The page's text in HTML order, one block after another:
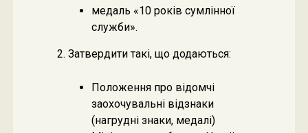
медаль «10 років сумлінної
служби».
2. Затвердити такі, що додаються:
Положення про відомчі
заохочувальні відзнаки
(нагрудні знаки, медалі)